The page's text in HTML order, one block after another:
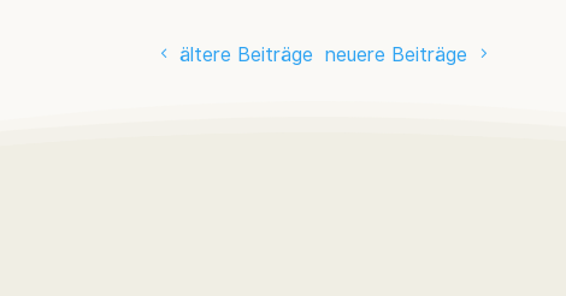
ältere Beiträge neuere Beiträge